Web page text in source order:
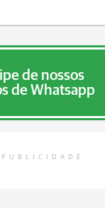
de nossos
de Whatsapp
PUBLICIDADE